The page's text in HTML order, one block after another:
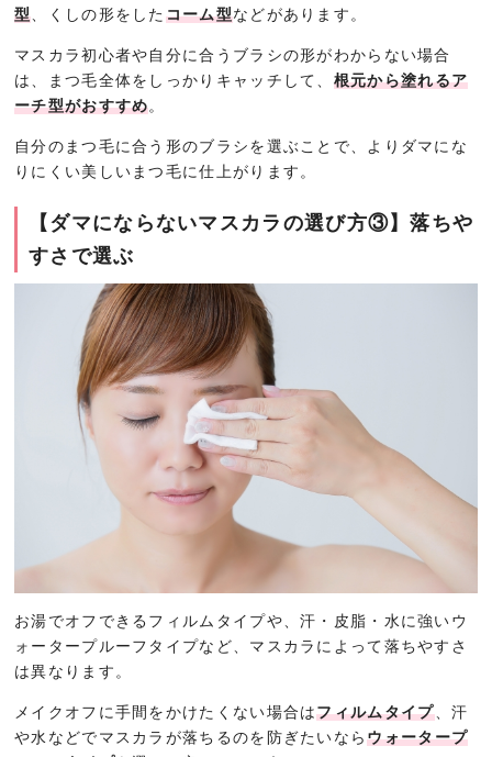
型 、くしの形をしたコーム型などがあります。
マスカラ初心者や自分に合うブラシの形がわからない場合
は、まつ毛全体をしっかりキャッチして、 根元から塗れるア
ーチ型がおすすめ。
自分のまつ毛に合う形のブラシを選ぶことで、よりダマにな
りにくい美しいまつ毛に仕上がります。
【ダマにならないマスカラの選び方③】落ちや
すさで選ぶ
お湯でオフできるフィルムタイプや、汗・皮脂・水に強いウ
ォータープルーフタイプなど、マスカラによって落ちやすさ
は異なります。
メイクオフに手間をかけたくない場合はフィルムタイプ、汗
や水などでマスカラが落ちるのを防ぎたいならウォータープ